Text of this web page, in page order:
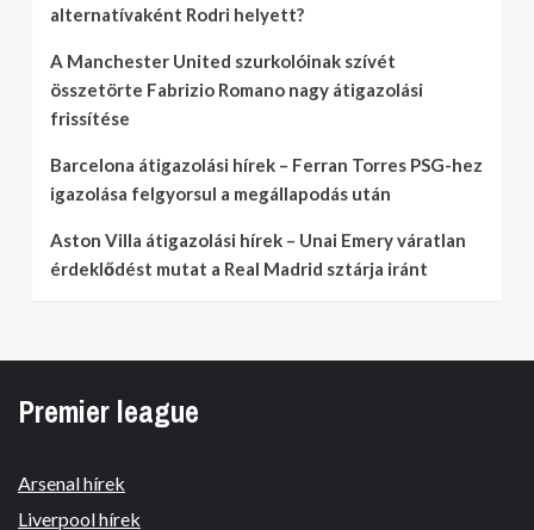
alternatívaként Rodri helyett?
A Manchester United szurkolóinak szívét
összetörte Fabrizio Romano nagy átigazolási
frissítése
Barcelona átigazolási hírek – Ferran Torres PSG-hez
igazolása felgyorsul a megállapodás után
Aston Villa átigazolási hírek – Unai Emery váratlan
érdeklődést mutat a Real Madrid sztárja iránt
Premier league
Arsenal hírek
Liverpool hírek